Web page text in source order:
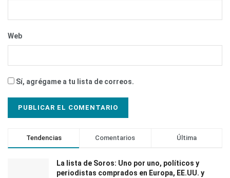
Web
Sí, agrégame a tu lista de correos.
Tendencias Comentarios Última
La lista de Soros: Uno por uno, políticos y
periodistas comprados en Europa, EE.UU. y